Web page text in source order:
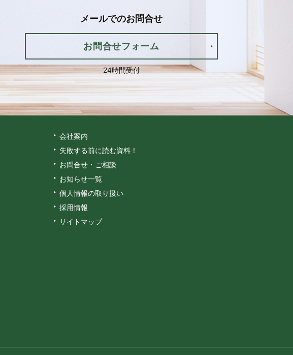
メールでのお問合せ
お問合せフォーム
24時間受付
会社案内
失敗する前に読む資料！
お問合せ・ご相談
お知らせ一覧
個人情報の取り扱い
採用情報
サイトマップ